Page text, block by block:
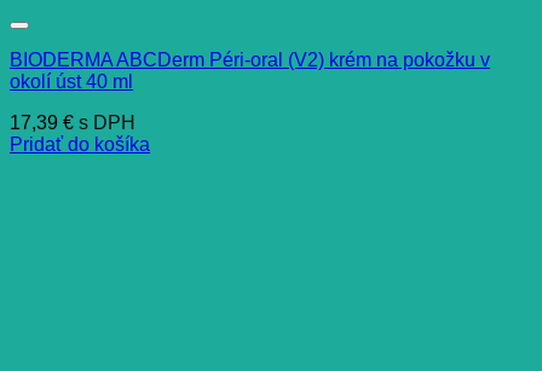
BIODERMA ABCDerm Péri-oral (V2) krém na pokožku v
okolí úst 40 ml
17,39 € s DPH
Pridať do košíka